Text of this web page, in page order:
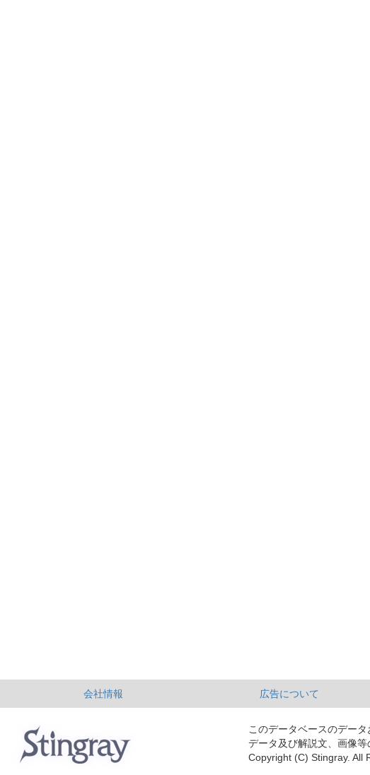
会社情報 広告について
このデータベースのデー
データ及び解説文、画像等
Copyright (C) Stingray. All